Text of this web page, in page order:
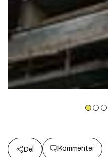
Del Kommenter